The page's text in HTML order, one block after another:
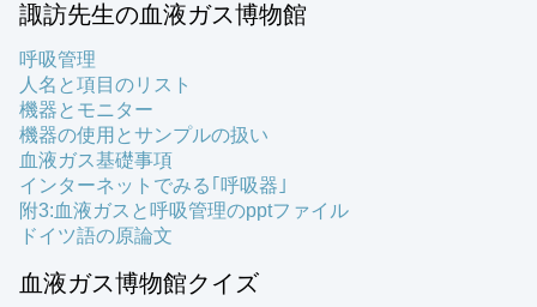
諏訪先生の血液ガス博物館
呼吸管理
人名と項目のリスト
機器とモニター
機器の使用とサンプルの扱い
血液ガス基礎事項
インターネットでみる｢呼吸器｣
附3:血液ガスと呼吸管理のpptファイル
ドイツ語の原論文
血液ガス博物館クイズ